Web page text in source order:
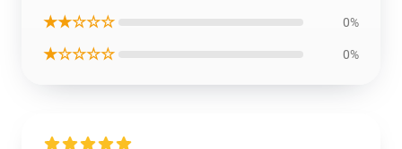
★★☆☆☆ 0%
★☆☆☆☆ 0%